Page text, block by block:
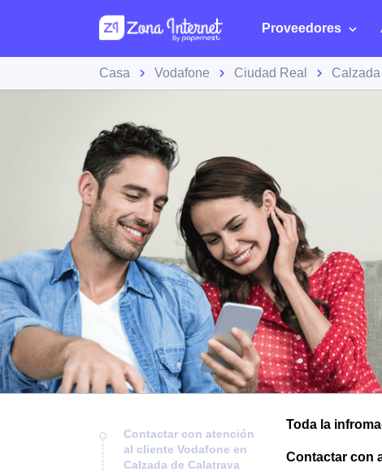
Proveedores
Casa Vodafone Ciudad Real
Contactar con atención
al cliente Vodafone en
Calzada de Calatrava
Toda la
Contactar con